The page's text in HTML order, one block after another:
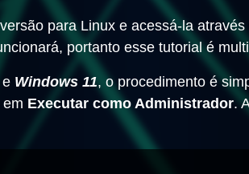
para Linux e acessá-la
portanto esse tutorial é
Windows 11, o procedimento é
Executar como Administrador.